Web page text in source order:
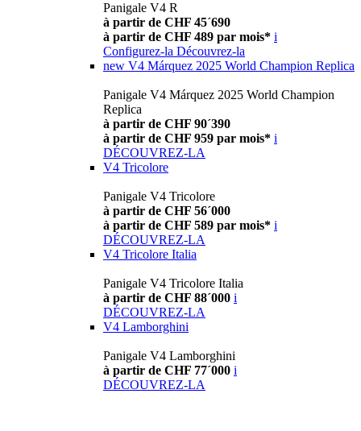
Panigale V4 R
à partir de CHF 45´690
à partir de CHF 489 par mois* i
Configurez-la Découvrez-la
new V4 Márquez 2025 World Champion Replica
Panigale V4 Márquez 2025 World Champion
Replica
à partir de CHF 90´390
à partir de CHF 959 par mois* i
DÉCOUVREZ-LA
V4 Tricolore
Panigale V4 Tricolore
à partir de CHF 56´000
à partir de CHF 589 par mois* i
DÉCOUVREZ-LA
V4 Tricolore Italia
Panigale V4 Tricolore Italia
à partir de CHF 88´000 i
DÉCOUVREZ-LA
V4 Lamborghini
Panigale V4 Lamborghini
à partir de CHF 77´000 i
DÉCOUVREZ-LA